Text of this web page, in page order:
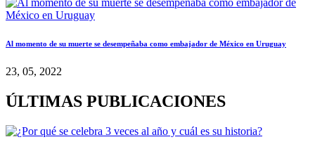
Al momento de su muerte se desempeñaba como embajador de México en Uruguay
23, 05, 2022
ÚLTIMAS PUBLICACIONES